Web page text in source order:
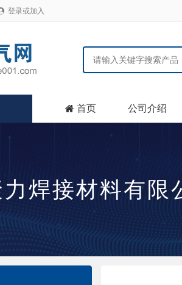
登录或加入
 首页 公司介绍
焊接材料有限